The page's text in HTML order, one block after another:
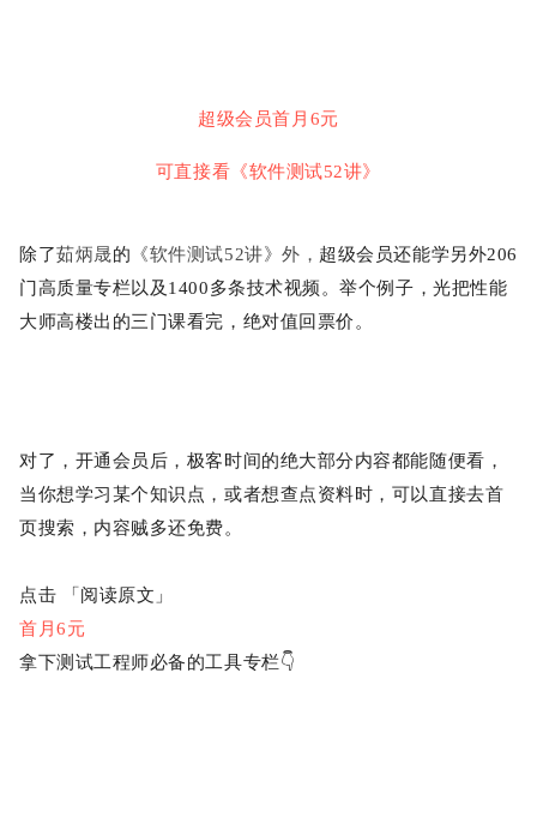
超级会员首月6元
可直接看《软件测试52讲》
除了茹炳晟的 《软件测试52讲》外， 超级会员还能学另外206
门高质量专栏以及1400多条技术视频。举个例子，光把性能
大师高楼出的三门课看完，绝对值回票价。
对了，开通会员后，极客时间的绝大部分内容都能随便看，
当你想学习某个知识点，或者想查点资料时，可以直接去首
页搜索，内容贼多还免费。
点击
「阅读原文」
首月6元
拿下测试工程师必备的工具专栏👇